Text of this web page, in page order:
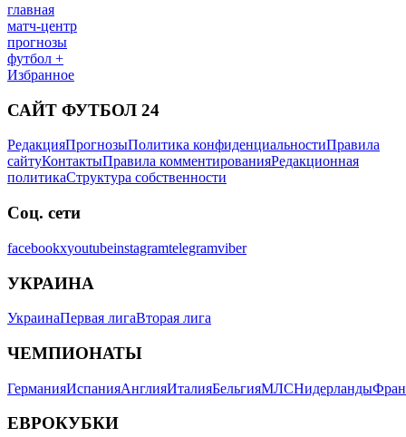
главная
матч-центр
прогнозы
футбол +
Избранное
САЙТ ФУТБОЛ 24
РедакцияПрогнозыПолитика конфиденциальностиПравила
сайтуКонтактыПравила комментированияРедакционная
политикаСтруктура собственности
Соц. сети
facebookxyoutubeinstagramtelegramviber
УКРАИНА
УкраинаПервая лигаВторая лига
ЧЕМПИОНАТЫ
ГерманияИспанияАнглияИталияБельгияМЛСНидерланды
ЕВРОКУБКИ